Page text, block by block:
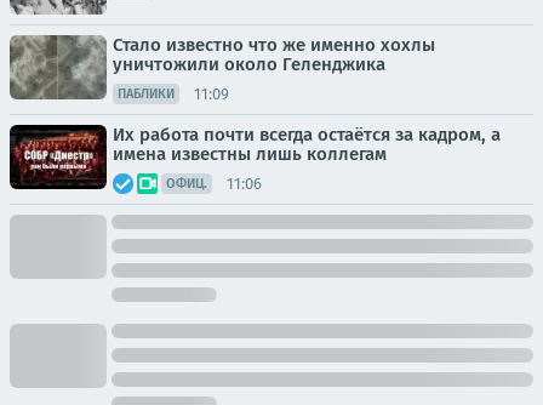
Стало известно что же именно хохлы
уничтожили около Геленджика
ПАБЛИКИ 11:09
Их работа почти всегда остаётся за кадром, а
имена известны лишь коллегам
ОФИЦ. 11:06